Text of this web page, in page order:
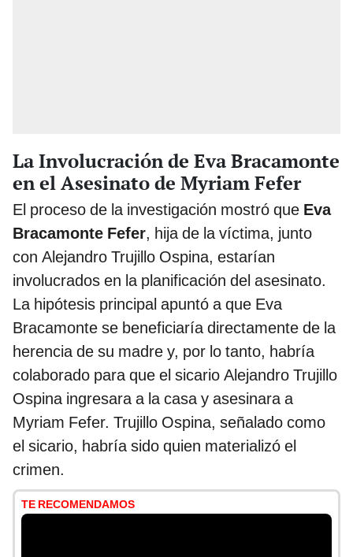
La Involucración de Eva Bracamonte
en el Asesinato de Myriam Fefer
El proceso de la investigación mostró que Eva
Bracamonte Fefer, hija de la víctima, junto
con Alejandro Trujillo Ospina, estarían
involucrados en la planificación del asesinato.
La hipótesis principal apuntó a que Eva
Bracamonte se beneficiaría directamente de la
herencia de su madre y, por lo tanto, habría
colaborado para que el sicario Alejandro Trujillo
Ospina ingresara a la casa y asesinara a
Myriam Fefer. Trujillo Ospina, señalado como
el sicario, habría sido quien materializó el
crimen.
TE RECOMENDAMOS